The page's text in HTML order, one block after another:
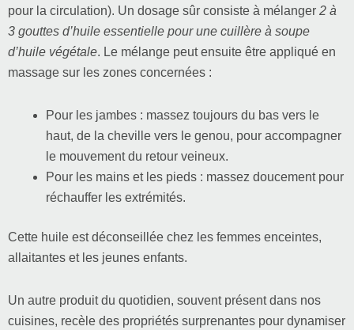
pour la circulation). Un dosage sûr consiste à mélanger 2 à
3 gouttes d’huile essentielle pour une cuillère à soupe
d’huile végétale. Le mélange peut ensuite être appliqué en
massage sur les zones concernées :
Pour les jambes : massez toujours du bas vers le
haut, de la cheville vers le genou, pour accompagner
le mouvement du retour veineux.
Pour les mains et les pieds : massez doucement pour
réchauffer les extrémités.
Cette huile est déconseillée chez les femmes enceintes,
allaitantes et les jeunes enfants.
Un autre produit du quotidien, souvent présent dans nos
cuisines, recèle des propriétés surprenantes pour dynamiser